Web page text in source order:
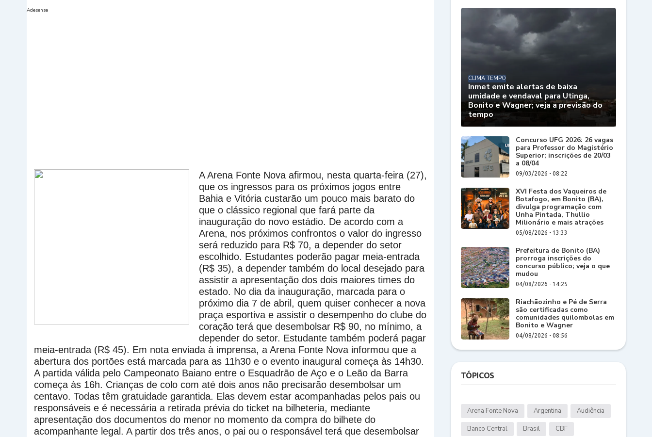
Adesense
A Arena Fonte Nova afirmou, nesta quarta-feira (27),
que os ingressos para os próximos jogos entre
Bahia e Vitória custarão um pouco mais barato do
que o clássico regional que fará parte da
inauguração do novo estádio. De acordo com a
Arena, nos próximos confrontos o valor do ingresso
será reduzido para R$ 70, a depender do setor
escolhido. Estudantes poderão pagar meia-entrada
(R$ 35), a depender também do local desejado para
assistir a apresentação dos dois maiores times do
estado. No dia da inauguração, marcada para o
próximo dia 7 de abril, quem quiser conhecer a nova
praça esportiva e assistir o desempenho do clube do
coração terá que desembolsar R$ 90, no mínimo, a
depender do setor. Estudante também poderá pagar
meia-entrada (R$ 45). Em nota enviada à imprensa, a Arena Fonte Nova informou que a
abertura dos portões está marcada para as 11h30 e o evento inaugural começa às 14h30.
A partida válida pelo Campeonato Baiano entre o Esquadrão de Aço e o Leão da Barra
começa às 16h. Crianças de colo com até dois anos não precisarão desembolsar um
centavo. Todas têm gratuidade garantida. Elas devem estar acompanhadas pelos pais ou
responsáveis e é necessária a retirada prévia do ticket na bilheteria, mediante
apresentação dos documentos do menor no momento da compra do bilhete do
acompanhante legal. A partir dos três anos, o pai ou o responsável terá que desembolsar
CLIMA TEMPO
Inmet emite alertas de baixa
umidade e vendaval para Utinga,
Bonito e Wagner; veja a previsão do
tempo
Concurso UFG 2026: 26 vagas
para Professor do Magistério
Superior; inscrições de 20/03
a 08/04
09/03/2026 - 08:22
XVI Festa dos Vaqueiros de
Botafogo, em Bonito (BA),
divulga programação com
Unha Pintada, Thullio
Milionário e mais atrações
05/08/2026 - 13:33
Prefeitura de Bonito (BA)
prorroga inscrições do
concurso público; veja o que
mudou
04/08/2026 - 14:25
Riachãozinho e Pé de Serra
são certificadas como
comunidades quilombolas em
Bonito e Wagner
04/08/2026 - 08:56
TÓPICOS
Arena Fonte Nova Argentina Audiência
Banco Central Brasil CBF